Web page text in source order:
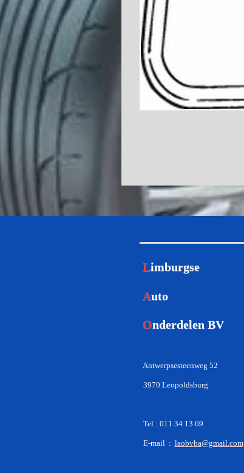
Limburgse
Auto
Onderdelen BV
Antwerpsesteenweg 52
3970 Leopoldsburg
Tel : 011 34 13 69
E-mail : laobvba@gmail.com